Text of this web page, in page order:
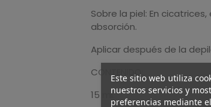
Sobre la piel: En
absorción.
Aplicar después de la
CONTENIDO:
15 ml.
Este sitio web utiliza
nuestros servicios y
preferencias mediante